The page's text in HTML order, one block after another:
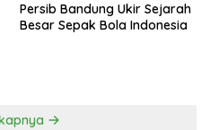
Persib Bandung Ukir Sejarah
Besar Sepak Bola Indonesia